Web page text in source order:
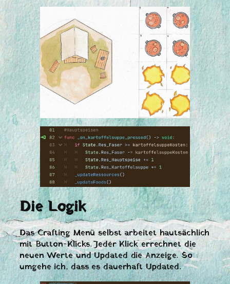
Die Logik
Das Crafting Menü selbst arbeitet hautsächlich
mit Button-Klicks. Jeder Klick errechnet die
neuen Werte und Updated die Anzeige. So
umgehe ich, dass es dauerhaft Updated.